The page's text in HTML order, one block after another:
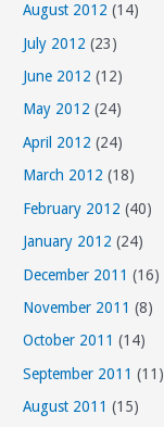
August 2012 (14)
July 2012 (23)
June 2012 (12)
May 2012 (24)
April 2012 (24)
March 2012 (18)
February 2012 (40)
January 2012 (24)
December 2011 (16)
November 2011 (8)
October 2011 (14)
September 2011 (11)
August 2011 (15)